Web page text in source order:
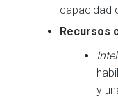
capacidad
Recursos
y